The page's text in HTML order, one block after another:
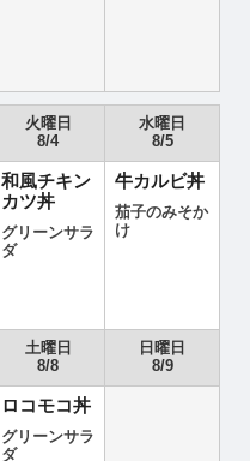
火曜日
8/4
水曜日
8/5
和風チキン
カツ丼
グリーンサラ
ダ
牛カルビ丼
茄子のみそか
け
土曜日
8/8
日曜日
8/9
ロコモコ丼
グリーンサラ
ダ